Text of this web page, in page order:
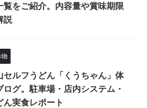
覧をご紹介。内容量や賞味期限
説
物
セルフうどん「くうちゃん」体
ログ。駐車場・店内システム・
ん実食レポート